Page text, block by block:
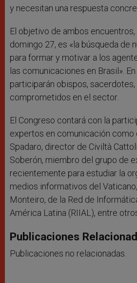
y necesitan una respuesta
El objetivo de ambos encuentros,
domingo 27, es «la búsqueda de
para formar y motivar a los
las comunicaciones en Brasil».
participarán obispos,
comprometidos en el sector.
El Congreso contará con la
expertos en comunicación como
Spadaro, director de Civiltà
Soberón, miembro del grupo de
recientemente para estudiar la
medios informativos del
Monteiro, de la Red de
América Latina (RIIAL), entre
Publicaciones
Publicaciones no relacionadas.